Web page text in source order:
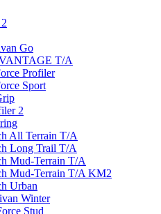
Go
T/A
Profiler
Sport
2
All Terrain T/A
Long Trail T/A
Mud-Terrain T/A
Mud-Terrain T/A KM2
Urban
Winter
Stud